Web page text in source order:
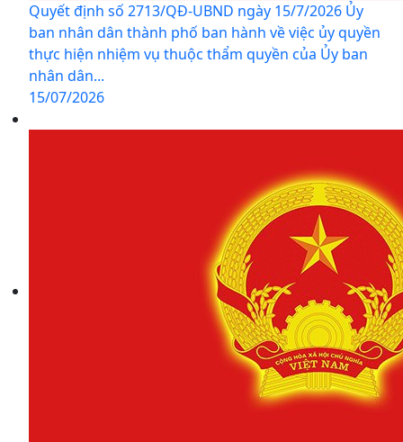
Quyết định số 2713/QĐ-UBND ngày 15/7/2026 Ủy
ban nhân dân thành phố ban hành về việc ủy quyền
thực hiện nhiệm vụ thuộc thẩm quyền của Ủy ban
nhân dân...
15/07/2026